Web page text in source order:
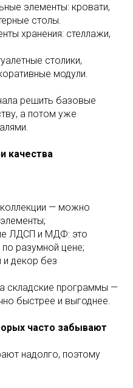
элементы: кровати,
столы.
хранения: стеллажи,
столики,
модули.
решить базовые
а потом уже
качества
— можно
ЛДСП и МДФ: это
разумной цене;
декор без
складские программы —
быстрее и выгоднее.
часто забывают
надолго, поэтому